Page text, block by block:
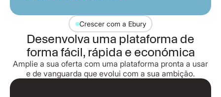
Crescer com a Ebury
Desenvolva uma plataforma de
forma fácil, rápida e económica
Amplie a sua oferta com uma plataforma pronta a usar
e de vanguarda que evolui com a sua ambição.